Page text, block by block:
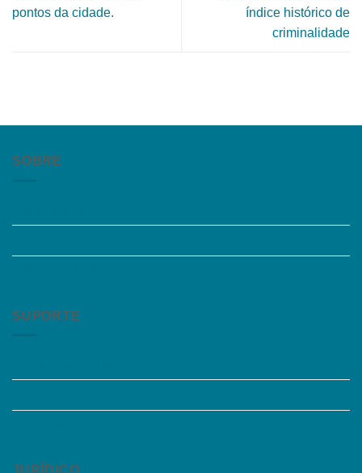
pontos da cidade.
índice histórico de
criminalidade
SOBRE
SUPORTE
JURÍDICO